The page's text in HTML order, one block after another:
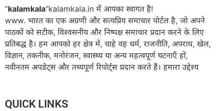
“kalamkala“kalamkala.in में आपका स्वागत है!
www. भारत का एक अग्रणी और सत्यप्रिय समाचार पोर्टल है, जो अपने
पाठकों को सटीक, विश्वसनीय और निष्पक्ष समाचार प्रदान करने के लिए
प्रतिबद्ध है। हम आपको हर क्षेत्र में, चाहे वह धर्म, राजनीति, अपराध, खेल,
विज्ञान, तकनीक, मनोरंजन, स्वास्थ्य या अन्य महत्वपूर्ण घटनाएँ हों,
नवीनतम अपडेट्स और तथ्यपूर्ण रिपोर्ट्स प्रदान करते हैं। हमारा उद्देश्य
QUICK LINKS